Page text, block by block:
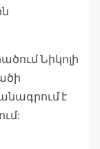
Նիկոլի
է